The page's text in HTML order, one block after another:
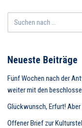
Neueste Beiträge
Fünf Wochen nach der
weiter mit den
Glückwunsch, Erfurt!
Offener Brief zur